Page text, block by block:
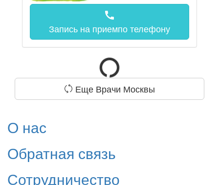
call
Запись на приемпо телефону
Еще Врачи Москвы
О нас
Обратная связь
Сотрудничество